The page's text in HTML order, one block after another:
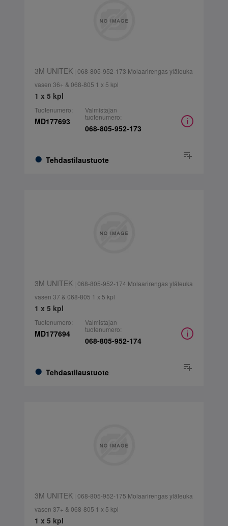
3M UNITEK| 068-805-952-173 Molaarirengas yläleuka
vasen 36+ & 068-805 1 x 5 kpl
1 x 5 kpl
Tuotenumero:
MD177693
Tehdastilaustuote
Valmistajan
tuotenumero:
068-805-952-173
3M UNITEK| 068-805-952-174 Molaarirengas yläleuka
vasen 37 & 068-805 1 x 5 kpl
1 x 5 kpl
Tuotenumero:
MD177694
Tehdastilaustuote
Valmistajan
tuotenumero:
068-805-952-174
3M UNITEK| 068-805-952-175 Molaarirengas yläleuka
vasen 37+ & 068-805 1 x 5 kpl
1 x 5 kpl